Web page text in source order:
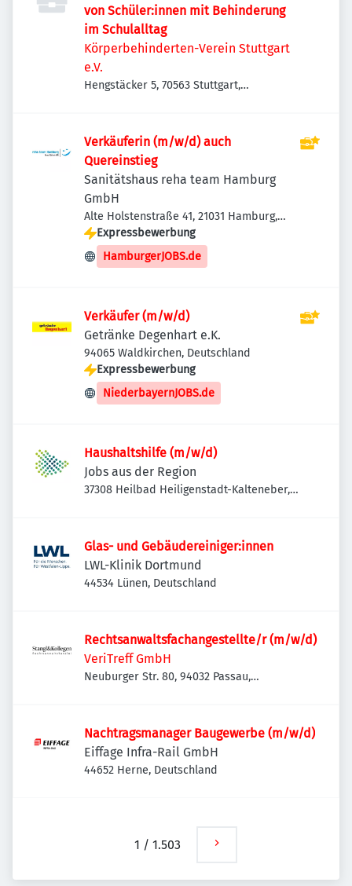
von Schüler:innen mit Behinderung
im Schulalltag
Körperbehinderten-Verein Stuttgart
e.V.
Hengstäcker 5, 70563 Stuttgart,
Verkäuferin (m/w/d) auch
Quereinstieg
Sanitätshaus reha team Hamburg
GmbH
Alte Holstenstraße 41, 21031 Hamburg,
Deutschland
Expressbewerbung
HamburgerJOBS.de
Verkäufer (m/w/d)
Getränke Degenhart e.K.
94065 Waldkirchen, Deutschland
Expressbewerbung
NiederbayernJOBS.de
Haushaltshilfe (m/w/d)
Jobs aus der Region
37308 Heilbad Heiligenstadt-Kalteneber,
Glas- und Gebäudereiniger:innen
LWL-Klinik Dortmund
44534 Lünen, Deutschland
Rechtsanwaltsfachangestellte/r (m/w/d)
VeriTreff GmbH
Neuburger Str. 80, 94032 Passau,
Nachtragsmanager Baugewerbe (m/w/d)
Eiffage Infra-Rail GmbH
44652 Herne, Deutschland
1 / 1.503